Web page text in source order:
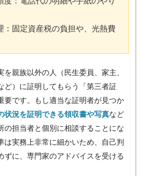
：固定資産税の負担や、光熱費
を親族以外の人（民生委員、家主、
ど）に証明してもらう「第三者証
要です。もし適当な証明者が見つか
状況を証明できる領収書や写真など
の担当者と個別に相談することにな
は実務上非常に細かいため、自己判
ずに、専門家のアドバイスを受ける